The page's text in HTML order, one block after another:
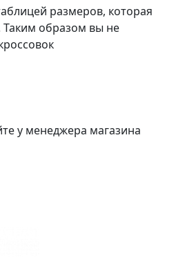
размеров, которая
Таким образом вы не
у менеджера магазина